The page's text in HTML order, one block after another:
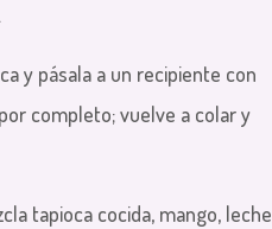
y pásala a un recipiente con
completo; vuelve a colar y
tapioca cocida, mango, leche